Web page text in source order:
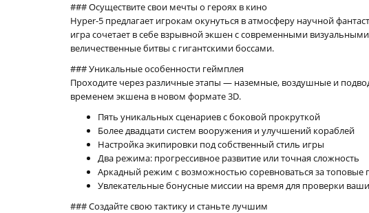
### Осуществите свои мечты о героях в кино
Hyper-5 предлагает игрокам окунуться в атмосферу научной
игра сочетает в себе взрывной экшен с современными
величественные битвы с гигантскими боссами.
### Уникальные особенности геймплея
Проходите через различные этапы — наземные, воздушные и
временем экшена в новом формате 3D.
Пять уникальных сценариев с боковой прокруткой
Более двадцати систем вооружения и улучшений кораблей
Настройка экипировки под собственный стиль игры
Два режима: прогрессивное развитие или точная сложность
Аркадный режим с возможностью соревноваться за топовые
Увлекательные бонусные миссии на время для проверки
### Создайте свою тактику и станьте лучшим